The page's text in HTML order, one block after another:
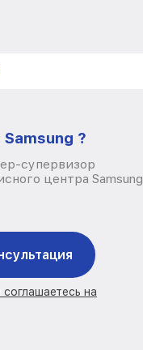
?
супервизор
центра Samsung
на